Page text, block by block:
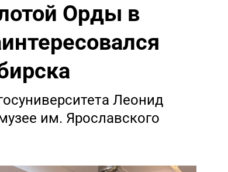
Орды в
Леонид
им. Ярославского